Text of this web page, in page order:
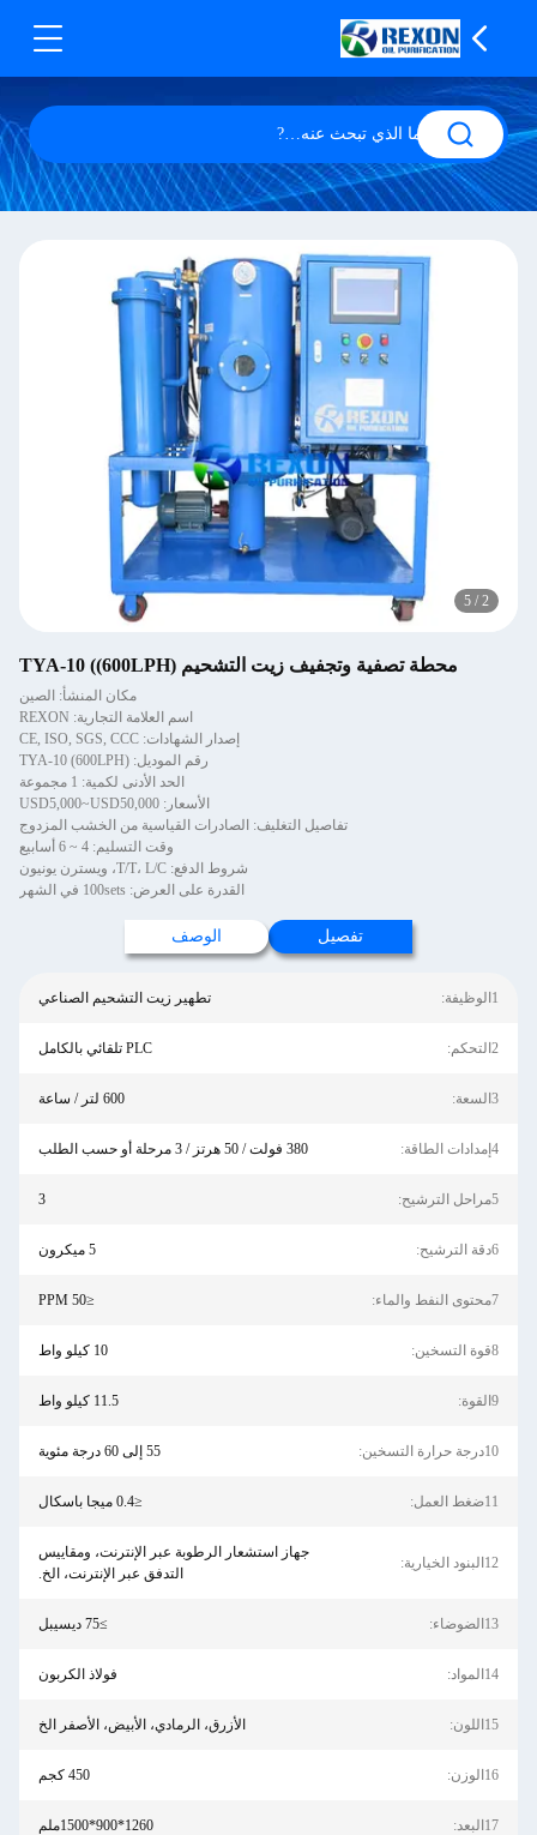
2
/
5
محطة تصفية وتجفيف زيت التشحيم TYA-10 ((600LPH)
مكان المنشأ: الصين
اسم العلامة التجارية: REXON
إصدار الشهادات: CE, ISO, SGS, CCC
رقم الموديل: TYA-10 (600LPH)
الحد الأدنى لكمية: 1 مجموعة
الأسعار: USD5,000~USD50,000
تفاصيل التغليف: الصادرات القياسية من الخشب المزدوج
وقت التسليم: 4 ~ 6 أسابيع
شروط الدفع: T/T، L/C، ويسترن يونيون
القدرة على العرض: 100sets في الشهر
تفصيل الوصف
1الوظيفة: تطهير زيت التشحيم الصناعي
2التحكم: PLC تلقائي بالكامل
3السعة: 600 لتر / ساعة
4إمدادات الطاقة: 380 فولت / 50 هرتز / 3 مرحلة أو حسب الطلب
5مراحل الترشيح: 3
6دقة الترشيح: 5 ميكرون
7محتوى النفط والماء: ≤50 PPM
8قوة التسخين: 10 كيلو واط
9القوة: 11.5 كيلو واط
10درجة حرارة التسخين: 55 إلى 60 درجة مئوية
11ضغط العمل: ≤0.4 ميجا باسكال
12البنود الخيارية:
جهاز استشعار الرطوبة عبر الإنترنت، ومقاييس
التدفق عبر الإنترنت، الخ.
13الضوضاء: ≥75 ديسيبل
14المواد: فولاذ الكربون
15اللون: الأزرق، الرمادي، الأبيض، الأصفر الخ
16الوزن: 450 كجم
17البعد: 1260*900*1500ملم